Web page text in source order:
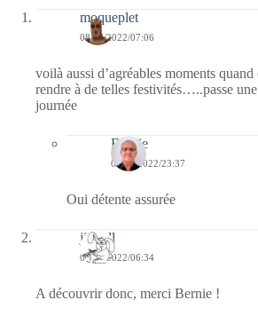
moqueplet
08/07/2022/07:06
voilà aussi d’agréables moments quand
rendre à de telles festivités…..passe
journée
Bernie
08/07/2022/23:37
Oui détente assurée
jill bill
08/07/2022/06:34
A découvrir donc, merci Bernie !